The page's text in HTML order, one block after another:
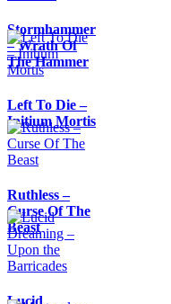
Stormhammer
– Wrath Of
The Hammer
Left To Die –
Initium Mortis
Ruthless –
Curse Of The
Beast
Lucid